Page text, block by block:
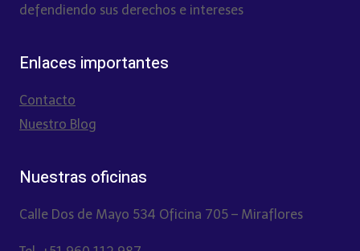
defendiendo sus derechos e intereses
Enlaces importantes
Contacto
Nuestro Blog
Nuestras oficinas
Calle Dos de Mayo 534 Oficina 705 – Miraflores